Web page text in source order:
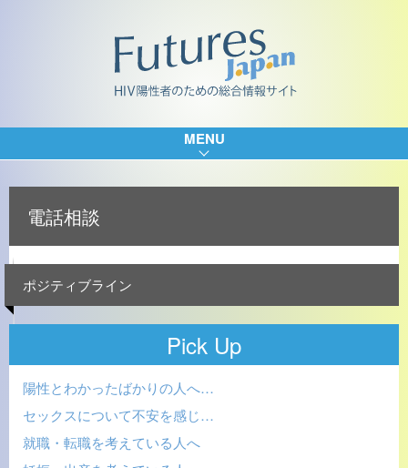
MENU
電話相談
ポジティブライン
Pick Up
陽性とわかったばかりの人へ…
セックスについて不安を感じ…
就職・転職を考えている人へ